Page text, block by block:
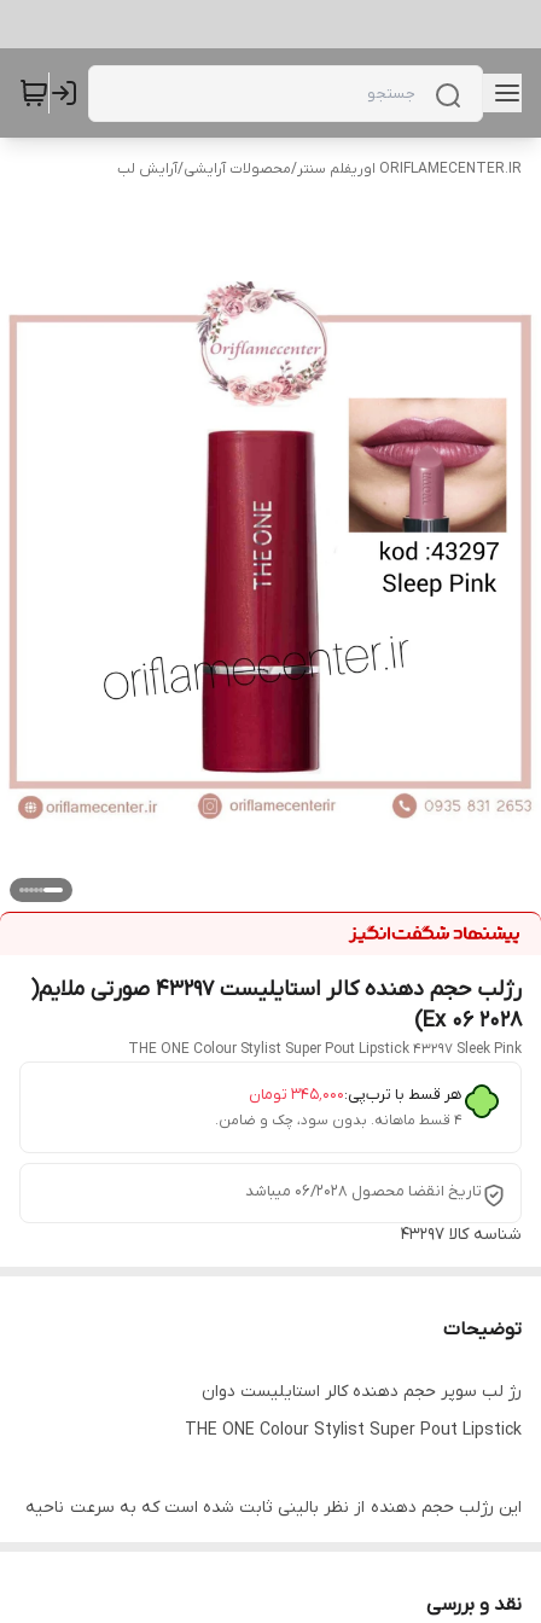
ORIFLAMECENTER.IR اوریفلم سنتر /محصولات آرایشی/آرایش لب
رژلب حجم دهنده کالر استایلیست 43297 صورتی ملایم(
Ex 06 2028)
THE ONE Colour Stylist Super Pout Lipstick 43297 Sleek Pink
هر قسط با ترب‌پی:۳۴۵٬۰۰۰ تومان
۴ قسط ماهانه. بدون سود، چک و ضامن.
تاریخ انقضا محصول 06/2028 میباشد
شناسه کالا 43297
توضیحات
رژ لب سوپر حجم دهنده کالر استایلیست دوان
THE ONE Colour Stylist Super Pout Lipstick
این رژلب حجم دهنده از نظر بالینی ثابت شده است که به سرعت ناحیه
نقد و بررسی